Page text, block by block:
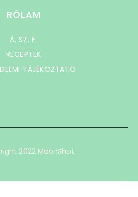
RÓLAM
Á. SZ. F.
RECEPTEK
TÁJÉKOZTATÓ
2022 MoonShot